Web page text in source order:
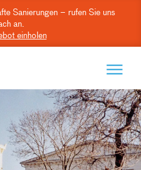
Sanierungen – rufen Sie uns
an.
einholen